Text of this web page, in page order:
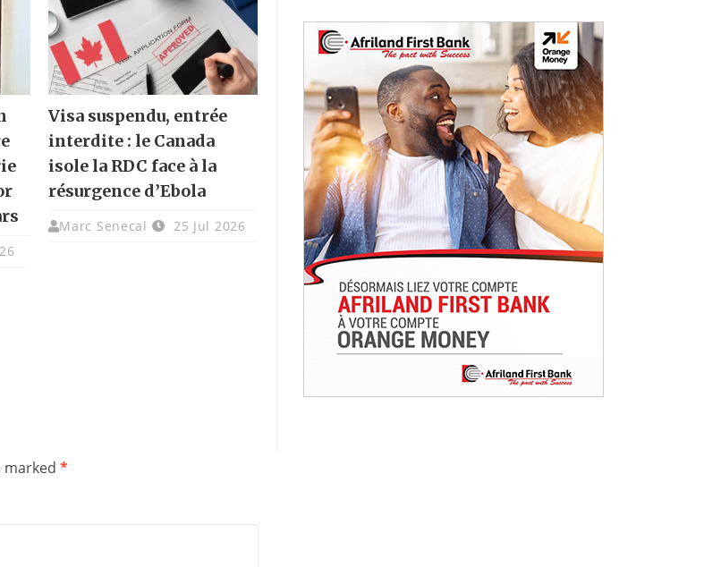
Visa suspendu, entrée
interdite : le Canada
isole la RDC face à la
résurgence d’Ebola
Marc Senecal 25 Jul 2026
marked *